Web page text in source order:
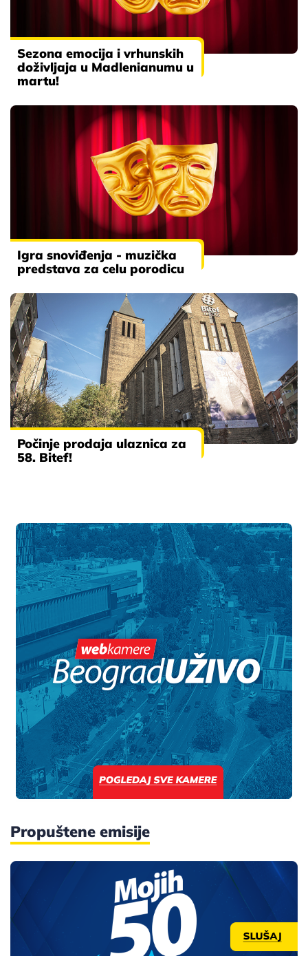
Sezona emocija i vrhunskih
doživljaja u Madlenianumu u
martu!
Igra snoviđenja - muzička
predstava za celu porodicu
Počinje prodaja ulaznica za
58. Bitef!
Propuštene emisije